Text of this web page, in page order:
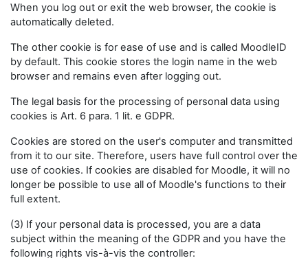
When you log out or exit the web browser, the cookie is
automatically deleted.
The other cookie is for ease of use and is called MoodleID
by default. This cookie stores the login name in the web
browser and remains even after logging out.
The legal basis for the processing of personal data using
cookies is Art. 6 para. 1 lit. e GDPR.
Cookies are stored on the user's computer and transmitted
from it to our site. Therefore, users have full control over the
use of cookies. If cookies are disabled for Moodle, it will no
longer be possible to use all of Moodle's functions to their
full extent.
(3) If your personal data is processed, you are a data
subject within the meaning of the GDPR and you have the
following rights vis-à-vis the controller: